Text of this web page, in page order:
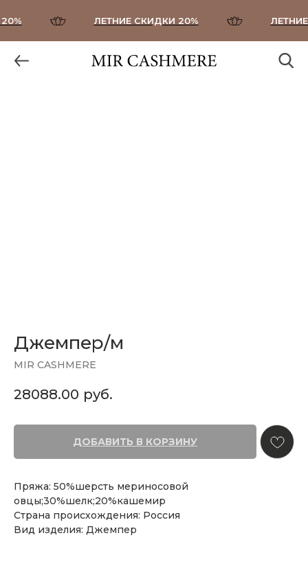
ЛЕТНИЕ СКИДКИ 20% ЛЕТНИЕ
Джемпер/м
MIR CASHMERE
28088.00 руб.
ДОБАВИТЬ В КОРЗИНУ
Пряжа: 50%шерсть мериносовой
овцы;30%шелк;20%кашемир
Страна происхождения: Россия
Вид изделия: Джемпер